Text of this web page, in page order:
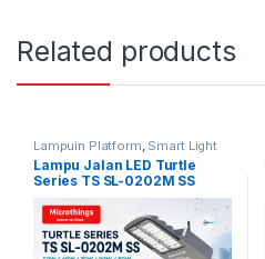
Related products
Lampuin Platform Smart Light
PJU , Smart Solar Lighting
Lampu Jalan LED Turtle
Series TS SL-0202M SS